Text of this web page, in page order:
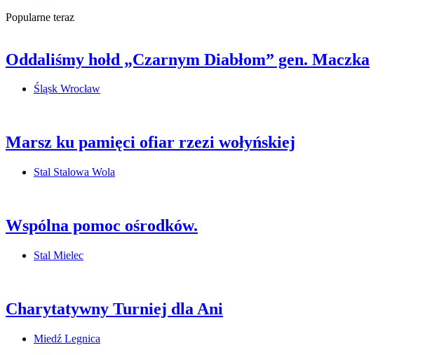
Popularne teraz
Oddaliśmy hołd „Czarnym Diabłom” gen. Maczka
Śląsk Wrocław
Marsz ku pamięci ofiar rzezi wołyńskiej
Stal Stalowa Wola
Wspólna pomoc ośrodków.
Stal Mielec
Charytatywny Turniej dla Ani
Miedź Legnica